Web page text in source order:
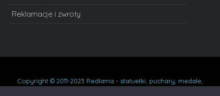
Reklamacje i zwroty
Copyright © 2011-2023 Redlama - statuetki, puchary, medale,